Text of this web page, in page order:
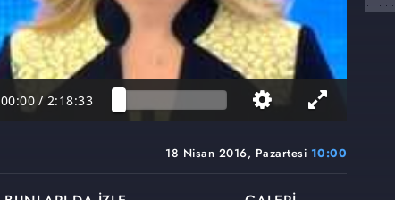
00:00 / 2:18:33
18 Nisan 2016, Pazartesi 10:00